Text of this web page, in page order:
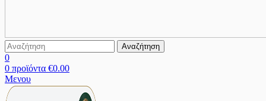
Αναζήτηση
0
0 προϊόντα €0.00
Μενου